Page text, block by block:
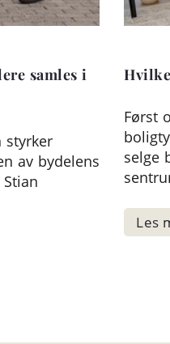
samles i
styrker
av bydelens
Først
selge